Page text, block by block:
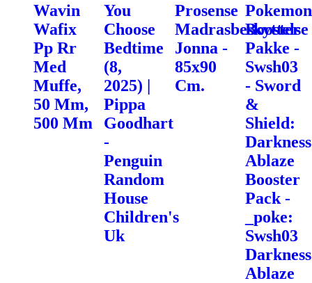
Wavin
Wafix
Pp Rr
Med
Muffe,
50 Mm,
500 Mm
You
Choose
Bedtime
(8,
2025) |
Pippa
Goodhart
-
Penguin
Random
House
Children's
Uk
Prosense
Madrasbeskyttelse
Jonna -
85x90
Cm.
Pokemon
Booster
Pakke -
Swsh03
- Sword
&
Shield:
Darkness
Ablaze
Booster
Pack -
_poke:
Swsh03
Darkness
Ablaze